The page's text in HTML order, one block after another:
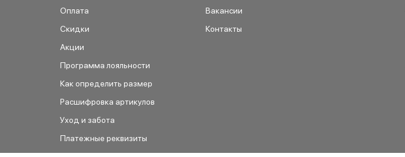
Оплата
Скидки
Акции
Программа лояльности
Как определить размер
Расшифровка артикулов
Уход и забота
Платежные реквизиты
Вакансии
Контакты